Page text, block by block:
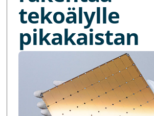
tekoälylle
pikakaistan